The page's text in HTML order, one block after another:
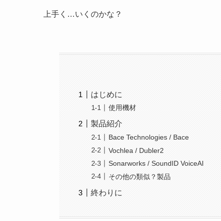
上手く…いくのかな？
はじめに
使用機材
製品紹介
Bace Technologies / Bace
Vochlea / Dubler2
Sonarworks / SoundID VoiceAI
その他の類似？製品
終わりに